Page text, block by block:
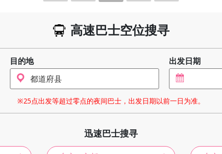
高速巴士空位搜寻
目的地 出发日期
※25点出发等超过零点的夜间巴士，出发日期以前一日为准。
迅速巴士搜寻